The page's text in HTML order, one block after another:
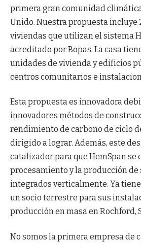
primera gran comunidad
Unido. Nuestra propuesta incluye
viviendas que utilizan el sistema
acreditado por Bopas. La casa
unidades de vivienda y edificios
centros comunitarios e
Esta propuesta es innovadora
innovadores métodos de
rendimiento de carbono de ciclo
dirigido a lograr. Además, este
catalizador para que HemSpan se
procesamiento y la producción
integrados verticalmente. Ya
un socio terrestre para sus
producción en masa en Rochford,
No somos la primera empresa de